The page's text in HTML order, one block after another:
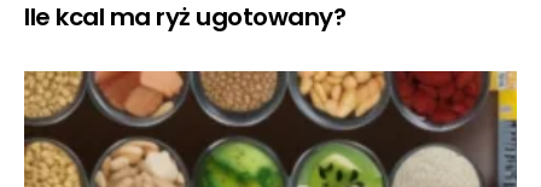
Ile kcal ma ryż ugotowany?